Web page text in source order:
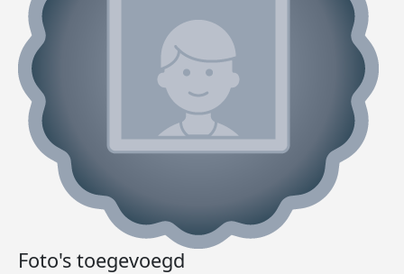
Foto's toegevoegd